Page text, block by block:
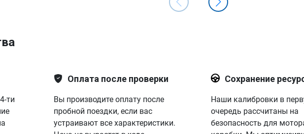
ти
Оплата после проверки
Вы производите оплату после
пробной поездки, если вас
устраивают все характеристики.
Сохранение
Наши калибровки в
очередь рассчитаны на
безопасность для